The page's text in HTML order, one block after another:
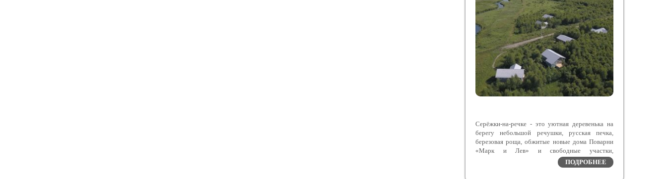
Серёжки-на-речке - это уютная деревенька на
берегу небольшой речушки, русская печка,
березовая роща, обжитые новые дома Поварни
«Марк и Лев» и свободные участки,
расположенные в Заокском районе Тульской
области – экологическом курорте с чистейшим
ПОДРОБНЕЕ